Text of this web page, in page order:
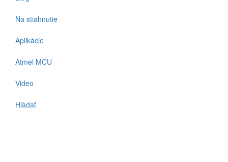
Na stiahnutie
Aplikácie
Atmel MCU
Video
Hľadať